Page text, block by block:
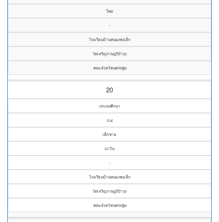
ใหม่
-
โรงเรียนบ้านหนองพงเล็ก
วัดเจริญราษฎร์บำรุง
คณะจังหวัดนครปฐม
20
ประถมศึกษา
ป.๔
เด็กชาย
นาวิน
-
โรงเรียนบ้านหนองพงเล็ก
วัดเจริญราษฎร์บำรุง
คณะจังหวัดนครปฐม